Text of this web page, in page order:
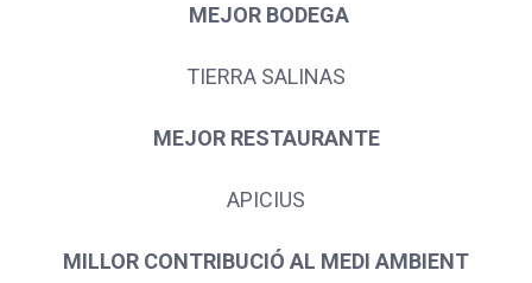
MEJOR BODEGA
TIERRA SALINAS
MEJOR RESTAURANTE
APICIUS
MILLOR CONTRIBUCIÓ AL MEDI AMBIENT